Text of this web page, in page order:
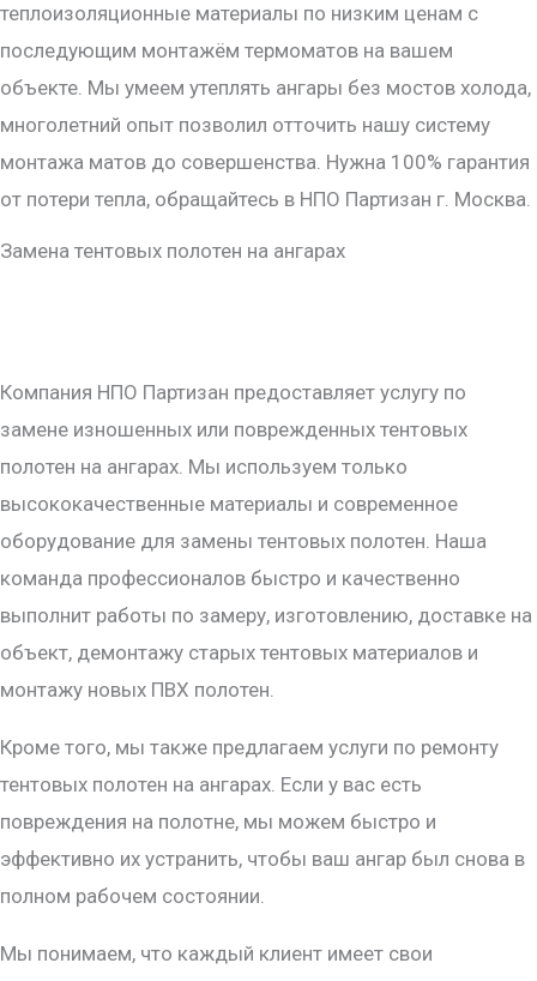
теплоизоляционные материалы по низким ценам с
последующим монтажём термоматов на вашем
объекте. Мы умеем утеплять ангары без мостов холода,
многолетний опыт позволил отточить нашу систему
монтажа матов до совершенства. Нужна 100% гарантия
от потери тепла, обращайтесь в НПО Партизан г. Москва.
Замена тентовых полотен на ангарах
Компания НПО Партизан предоставляет услугу по
замене изношенных или поврежденных тентовых
полотен на ангарах. Мы используем только
высококачественные материалы и современное
оборудование для замены тентовых полотен. Наша
команда профессионалов быстро и качественно
выполнит работы по замеру, изготовлению, доставке на
объект, демонтажу старых тентовых материалов и
монтажу новых ПВХ полотен.
Кроме того, мы также предлагаем услуги по ремонту
тентовых полотен на ангарах. Если у вас есть
повреждения на полотне, мы можем быстро и
эффективно их устранить, чтобы ваш ангар был снова в
полном рабочем состоянии.
Мы понимаем, что каждый клиент имеет свои